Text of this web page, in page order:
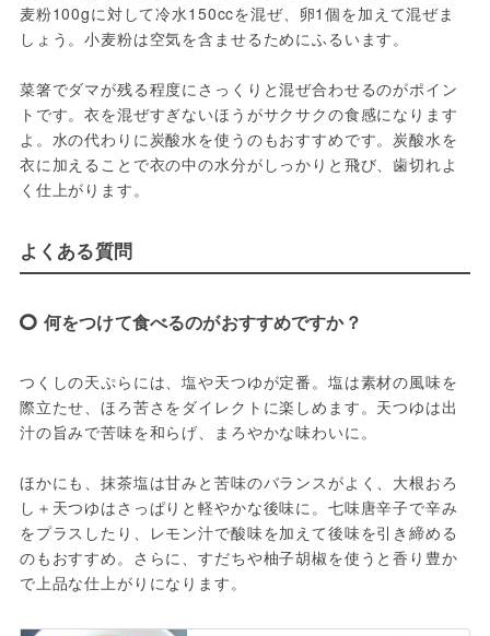
麦粉100gに対して冷水150ccを混ぜ、卵1個を加えて混ぜま
しょう。小麦粉は空気を含ませるためにふるいます。
菜箸でダマが残る程度にさっくりと混ぜ合わせるのがポイン
トです。衣を混ぜすぎないほうがサクサクの食感になります
よ。水の代わりに炭酸水を使うのもおすすめです。炭酸水を
衣に加えることで衣の中の水分がしっかりと飛び、歯切れよ
く仕上がります。
よくある質問
何をつけて食べるのがおすすめですか？
つくしの天ぷらには、塩や天つゆが定番。塩は素材の風味を
際立たせ、ほろ苦さをダイレクトに楽しめます。天つゆは出
汁の旨みで苦味を和らげ、まろやかな味わいに。
ほかにも、抹茶塩は甘みと苦味のバランスがよく、大根おろ
し＋天つゆはさっぱりと軽やかな後味に。七味唐辛子で辛み
をプラスしたり、レモン汁で酸味を加えて後味を引き締める
のもおすすめ。さらに、すだちや柚子胡椒を使うと香り豊か
で上品な仕上がりになります。